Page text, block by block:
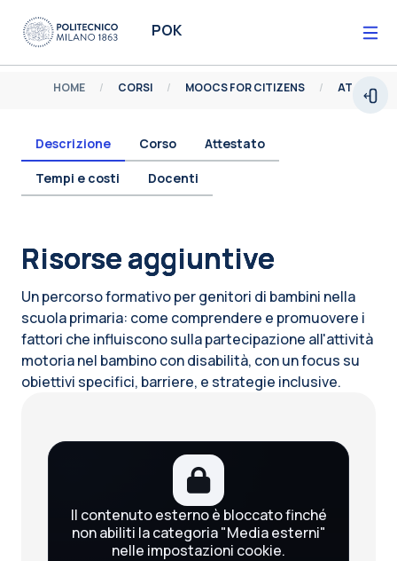
POK
HOME CORSI MOOCS FOR CITIZENS
Descrizione Corso Attestato
Tempi e costi Docenti
Blocchi
Risorse aggiuntive
Un percorso formativo per genitori di bambini nella
scuola primaria: come comprendere e promuovere i
fattori che influiscono sulla partecipazione all'attività
motoria nel bambino con disabilità, con un focus su
obiettivi specifici, barriere, e strategie inclusive.
Il contenuto esterno è bloccato finché
non abiliti la categoria "Media esterni"
nelle impostazioni cookie.